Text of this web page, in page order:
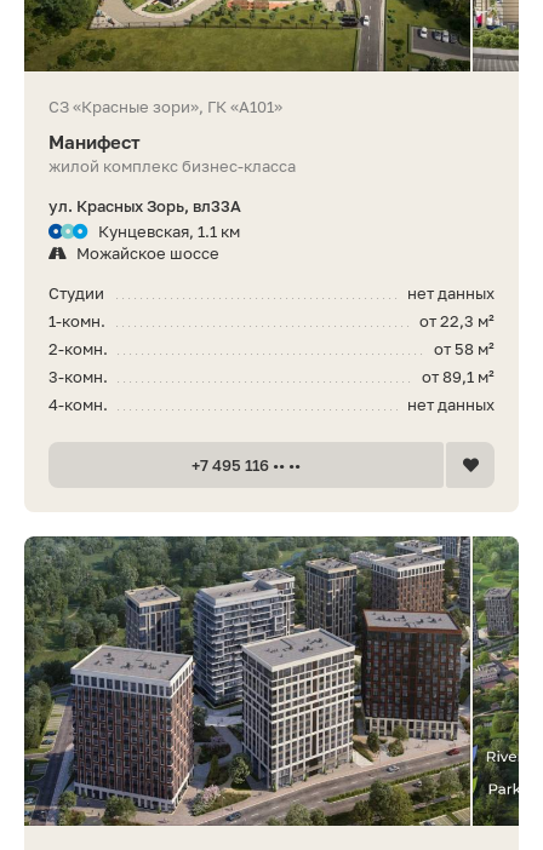
СЗ «Красные зори», ГК «А101»
Манифест
жилой комплекс бизнес-класса
ул. Красных Зорь, вл33А
Кунцевская, 1.1 км
Можайское шоссе
нет данных
Студии
от 22,3 м²
1-комн.
от 58 м²
2-комн.
от 89,1 м²
3-комн.
нет данных
4-комн.
+7 495 116 •• ••